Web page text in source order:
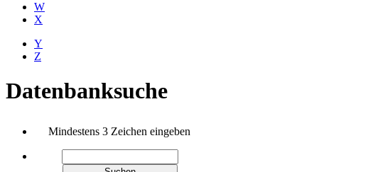
W
X
Y
Z
Datenbanksuche
Mindestens 3 Zeichen eingeben